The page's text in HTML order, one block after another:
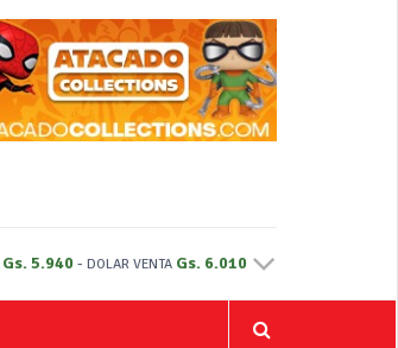
Gs. 5.940 - DOLAR VENTA Gs. 6.010